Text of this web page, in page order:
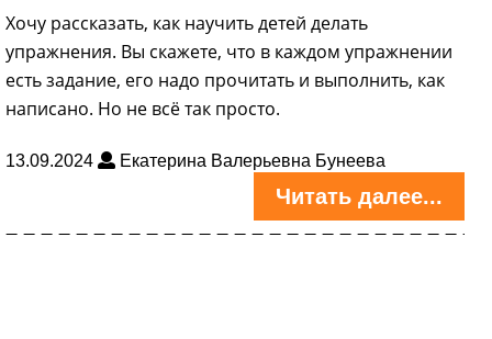
Хочу рассказать, как научить детей делать
упражнения. Вы скажете, что в каждом упражнении
есть задание, его надо прочитать и выполнить, как
написано. Но не всё так просто.
13.09.2024 Екатерина Валерьевна Бунеева
Читать далее...